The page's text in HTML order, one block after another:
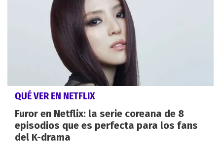
QUÉ VER EN NETFLIX
Furor en Netflix: la serie coreana de 8
episodios que es perfecta para los fans
del K-drama